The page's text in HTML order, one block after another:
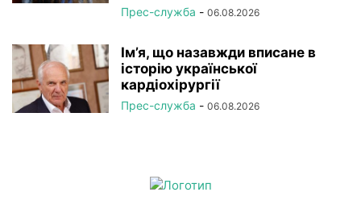
Прес-служба - 06.08.2026
Ім’я, що назавжди вписане в
історію української
кардіохірургії
Прес-служба - 06.08.2026